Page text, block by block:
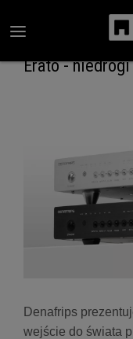
Erato - niedrogi
Denafrips
wejście do świata